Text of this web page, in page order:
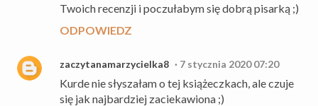
Twoich recenzji i poczułabym się dobrą pisarką ;)
ODPOWIEDZ
zaczytanamarzycielka8 7 stycznia 2020 07:20
Kurde nie słyszałam o tej książeczkach, ale czuje
się jak najbardziej zaciekawiona ;)